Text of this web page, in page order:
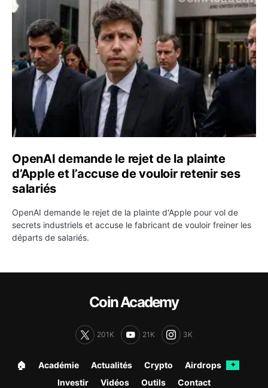
OpenAI demande le rejet de la plainte d’Apple et
OpenAI demande le rejet de la plainte
d’Apple et l’accuse de vouloir retenir ses
salariés
OpenAI demande le rejet de la plainte d'Apple pour vol de
secrets industriels et accuse le fabricant de vouloir freiner les
départs de salariés.
Coin Academy
201K 21K 3K
🏠︎ Académie Actualités Crypto Airdrops ✦
Investir Vidéos Outils Contact